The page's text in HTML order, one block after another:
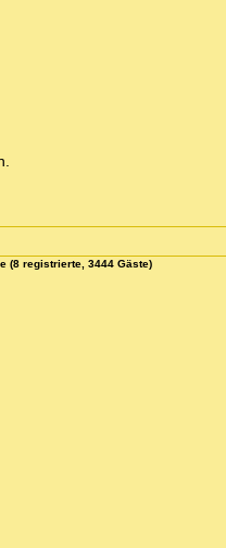
(8 registrierte, 3444 Gäste)